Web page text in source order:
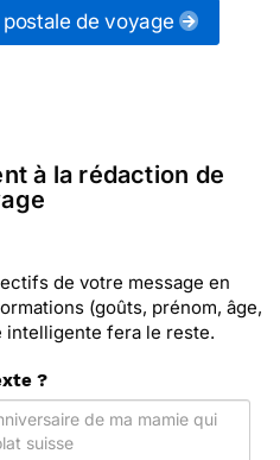
"Carte postale de
modèles de textes sur
Merci Facteur vous
de postales de
de voyage
à la rédaction de
de votre message en
(goûts, prénom, âge,
fera le reste.
?